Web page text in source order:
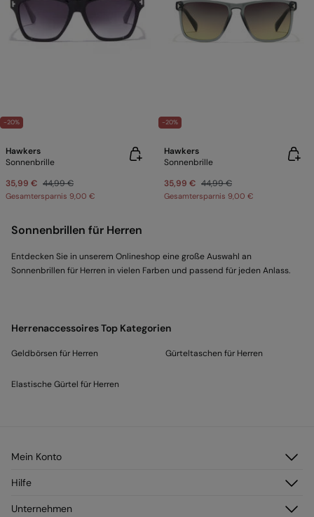
-20%
Hawkers
Sonnenbrille
35,99 € 44,99 €
Gesamtersparnis 9,00 €
-20%
Hawkers
Sonnenbrille
35,99 € 44,99 €
Gesamtersparnis 9,00 €
Sonnenbrillen für Herren
Entdecken Sie in unserem Onlineshop eine große Auswahl an
Sonnenbrillen für Herren in vielen Farben und passend für jeden Anlass.
Herrenaccessoires Top Kategorien
Geldbörsen für Herren
Elastische Gürtel für Herren
Gürteltaschen für Herren
Mein Konto
Meine Adressen
Hilfe
Unternehmen